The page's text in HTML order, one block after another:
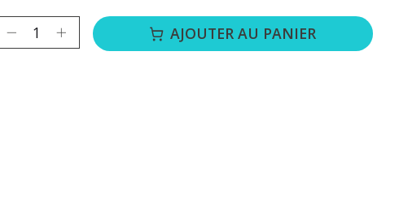
Quantité : AJOUTER AU PANIER